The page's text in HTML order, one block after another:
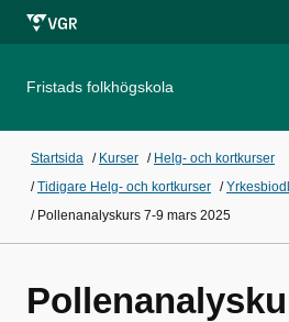
Fristads folkhögskola
Startsida / Kurser / Helg- och kortkurser
/Tidigare Helg- och kortkurser /
/ Pollenanalyskurs 7-9 mars 2025